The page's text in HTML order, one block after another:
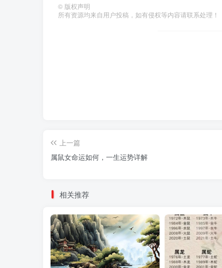
© 版权声明
所有资源均来自用户投稿，如有侵权等内容请联系处理！
上一篇
属鼠女命运如何，一生运势详解
相关推荐